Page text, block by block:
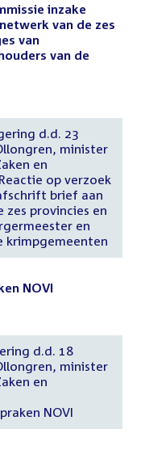
inzake
van de zes
van
van de
d.d. 23
minister
en
op verzoek
brief aan
provincies en
en
krimpgemeenten
NOVI
d.d. 18
minister
en
NOVI